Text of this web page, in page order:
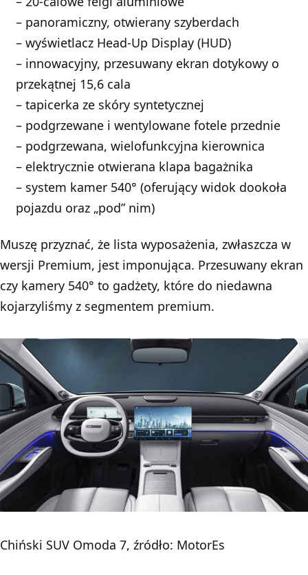
– panoramiczny, otwierany szyberdach
– wyświetlacz Head-Up Display (HUD)
– innowacyjny, przesuwany ekran dotykowy o
przekątnej 15,6 cala
– tapicerka ze skóry syntetycznej
– podgrzewane i wentylowane fotele przednie
– podgrzewana, wielofunkcyjna kierownica
– elektrycznie otwierana klapa bagażnika
– system kamer 540° (oferujący widok dookoła
pojazdu oraz „pod” nim)
Muszę przyznać, że lista wyposażenia, zwłaszcza w
wersji Premium, jest imponująca. Przesuwany ekran
czy kamery 540° to gadżety, które do niedawna
kojarzyliśmy z segmentem premium.
Chiński SUV Omoda 7, źródło: MotorEs